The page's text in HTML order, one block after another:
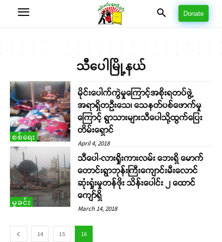
Donate
သီပေါမြို့နယ်
စစ်ရေး
မိုင်းပေါက်ကွဲမှုကြောင့်အစိုးရတပ်ဖွဲ့
အရာရှိတဦးသေ၊ သေနတ်ပစ်ဖောက်မှု
ကြောင့် ရွာသားများသီပေါသို့ထွက်ပြေး
တိမ်းရှောင်
April 4, 2018
မှုခင်း
သီပေါ-လားရှိုးကားလမ်း ဘေးရှိ မောက်
တောင်းရွာဘုန်းကြီးကျောင်းမီးလောင်
ဆုံးရှုံးမှုတန်ဖိုး သိန်းပေါင်း ၂ ထောင်
ကျော်ရှိ
March 14, 2018
14 15 16